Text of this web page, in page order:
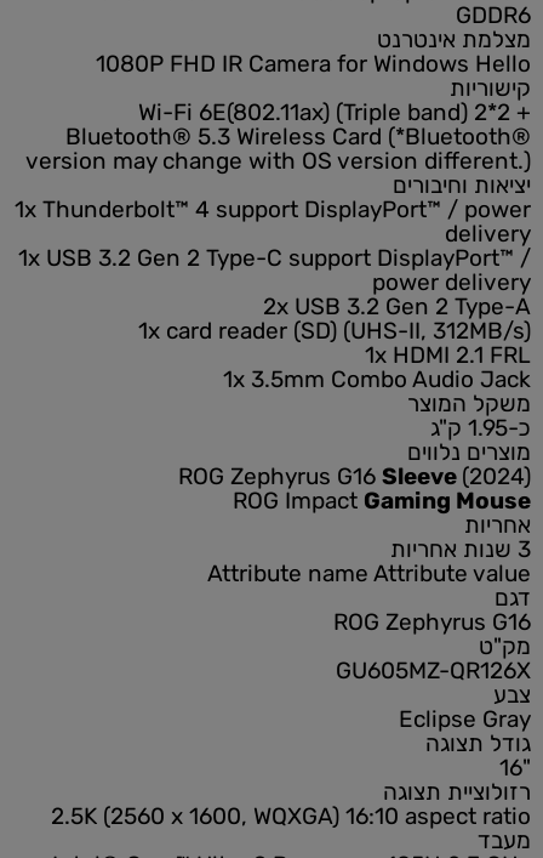
GDDR6
מצלמת אינטרנט
1080P FHD IR Camera for Windows Hello
קישוריות
Wi-Fi 6E(802.11ax) (Triple band) 2*2 +
Bluetooth® 5.3 Wireless Card (*Bluetooth®
version may change with OS version different.)
יציאות וחיבורים
1x Thunderbolt™ 4 support DisplayPort™ / power
delivery
1x USB 3.2 Gen 2 Type-C support DisplayPort™ /
power delivery
2x USB 3.2 Gen 2 Type-A
1x card reader (SD) (UHS-II, 312MB/s)
1x HDMI 2.1 FRL
1x 3.5mm Combo Audio Jack
משקל המוצר
כ-1.95 ק"ג
מוצרים נלווים
ROG Zephyrus G16 Sleeve (2024)
ROG Impact Gaming Mouse
אחריות
3 שנות אחריות
Attribute name Attribute value
דגם
ROG Zephyrus G16
מק"ט
GU605MZ-QR126X
צבע
Eclipse Gray
גודל תצוגה
"16
רזולוציית תצוגה
2.5K (2560 x 1600, WQXGA) 16:10 aspect ratio
מעבד